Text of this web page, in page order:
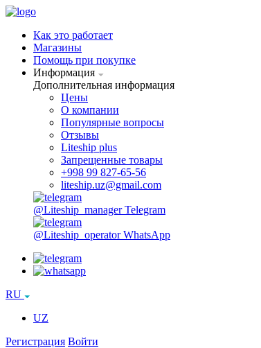
Как это работает
Магазины
Помощь при покупке
Информация
Дополнительная информация
Цены
О компании
Популярные вопросы
Отзывы
Liteship plus
Запрещенные товары
+998 99 827-65-56
liteship.uz@gmail.com
@Liteship_manager Telegram
@Liteship_operator WhatsApp
RU
UZ
Регистрация Войти